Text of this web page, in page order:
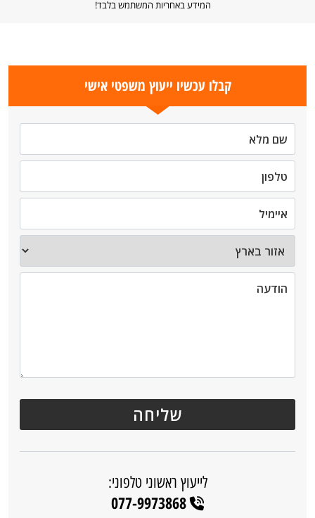
המידע באחריות המשתמש בלבד!
קבלו עכשיו ייעוץ משפטי אישי
לייעוץ ראשוני טלפוני:
077-9973868